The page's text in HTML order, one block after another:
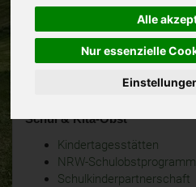
Alle
Nur essenzielle
Betriebliches
Ihr BüroObst
BüroObst bestellen
Schul & Kita-Obst
Kindertagesstätten
NRW-Schulobstprogramm
Schulkinderpartnerschaft